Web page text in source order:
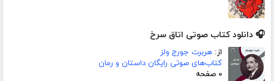
🎧 دانلود کتاب صوتی اتاق سرخ
از: هربرت جورج ولز
کتاب‌های صوتی رایگان داستان و رمان
۰ صفحه